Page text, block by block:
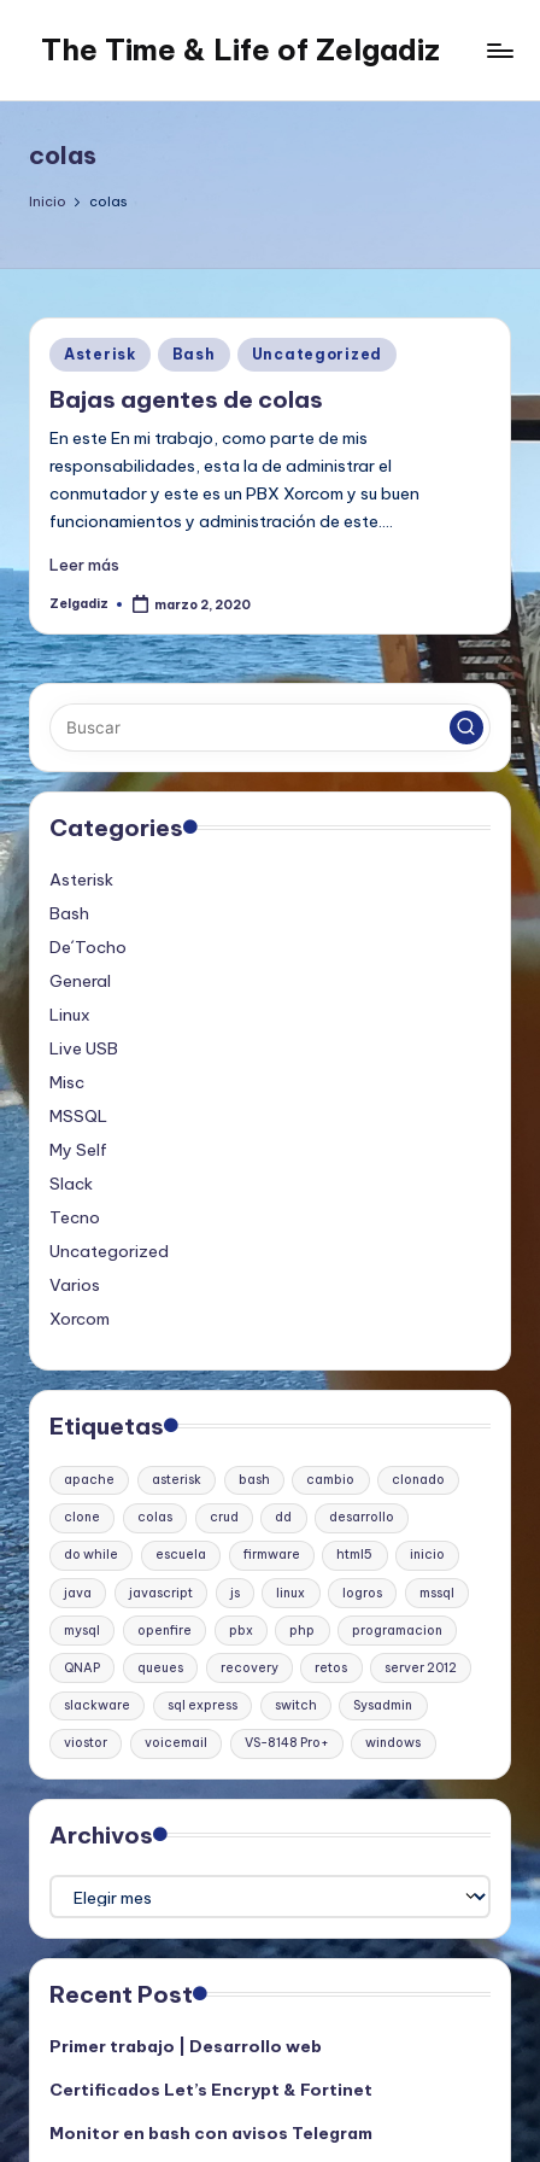
contenido
The Time & Life of Zelgadiz
Dream...
colas
Inicio colas
Publicado
en
Asterisk Bash Uncategorized
Bajas agentes de colas
En este En mi trabajo, como parte de mis
responsabilidades, esta la de administrar el
conmutador y este es un PBX Xorcom y su buen
funcionamientos y administración de este.…
Leer más
Publicado
Zelgadiz marzo 2, 2020
Categories
Asterisk
Bash
De´Tocho
General
Linux
Live USB
Misc
MSSQL
My Self
Slack
Tecno
Uncategorized
Varios
Xorcom
Etiquetas
apache asterisk bash cambio clonado
clone colas crud dd desarrollo
do while escuela firmware html5 inicio
java javascript js linux logros mssql
mysql openfire pbx php programacion
QNAP queues recovery retos server 2012
slackware sql express switch Sysadmin
viostor voicemail VS-8148 Pro+ windows
Archivos
Archivos
Recent Post
Primer trabajo | Desarrollo web
Certificados Let’s Encrypt & Fortinet
Monitor en bash con avisos Telegram